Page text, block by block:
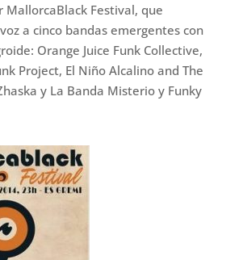
MallorcaBlack Festival, que
a cinco bandas emergentes con
Orange Juice Funk Collective,
Project, El Niño Alcalino and The
y La Banda Misterio y Funky